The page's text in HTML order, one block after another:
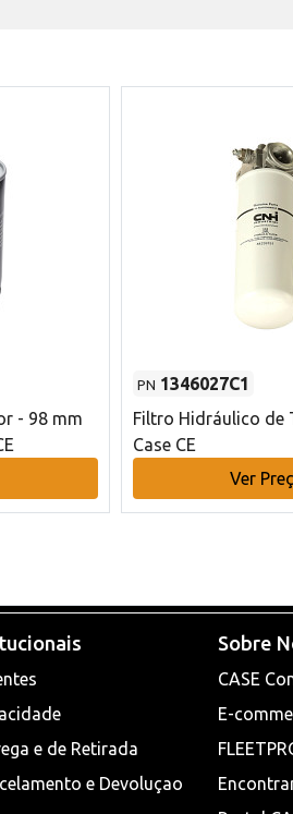
- 98 mm
PN 1346027C1
Filtro Hidráulico de
Case CE
Ver
e de Retirada
e Devoluçao
Sobre
CASE
E-